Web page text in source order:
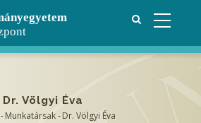
Dr. Völgyi Éva
-Munkatársak-Dr. Völgyi Éva